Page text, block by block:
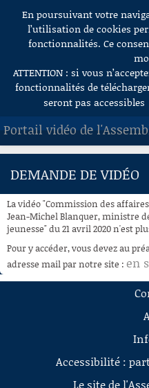
Aller au contenu
En poursuivant votre
l’utilisation de cookies
fonctionnalités. Ce
ATTENTION : si vous
fonctionnalités de
seront pas accessibles
Portail vidéo de
ACCUEIL
À LA DEMANDE
RECHERCHE
AIDE À LA DÉCOUPE
DE VIDÉOS
DEMANDE DE VIDÉO
La vidéo "Commission des
Jean-Michel Blanquer, ministre
jeunesse" du 21 avril 2020 n'est
Pour y accéder, vous devez au
adresse mail par notre site : en
Accessibilité :
Le site de